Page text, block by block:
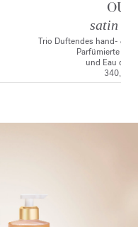
OUD
satin
Trio Duftendes hand- &
Parfümierte
und Eau de
340,00 €